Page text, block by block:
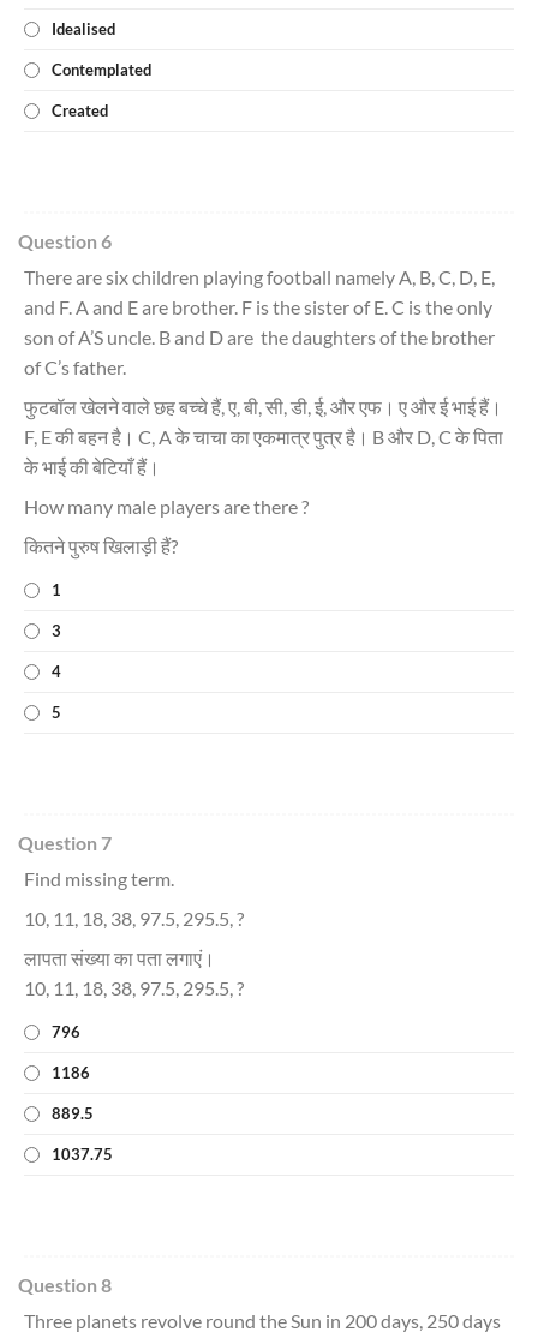
Idealised
Contemplated
Created
Question 6
There are six children playing football namely A, B, C, D, E,
and F. A and E are brother. F is the sister of E. C is the only
son of A’S uncle. B and D are the daughters of the brother
of C’s father.
फुटबॉल खेलने वाले छह बच्चे हैं, ए, बी, सी, डी, ई, और एफ। ए और ई भाई हैं।
F, E की बहन है। C, A के चाचा का एकमात्र पुत्र है। B और D, C के पिता
के भाई की बेटियाँ हैं।
How many male players are there ?
कितने पुरुष खिलाड़ी हैं?
1
3
4
5
Question 7
Find missing term.
10, 11, 18, 38, 97.5, 295.5, ?
लापता संख्या का पता लगाएं।
10, 11, 18, 38, 97.5, 295.5, ?
796
1186
889.5
1037.75
Question 8
Three planets revolve round the Sun in 200 days, 250 days